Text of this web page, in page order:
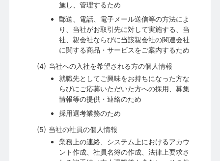
施し、管理するため
郵送、電話、電子メール送信等の方法によ
り、当社がお取引先に対して実施する、当
社、親会社ならびに当該親会社の関連会社
に関する商品・サービスをご案内するため
当社への入社を希望される方の個人情報
就職先としてご興味をお持ちになった方な
らびにご応募いただいた方への採用、募集
情報等の提供・連絡のため
採用選考業務のため
当社の社員の個人情報
業務上の連絡、システム上におけるアカウ
ント作成、社員名簿の作成、法律上要求さ